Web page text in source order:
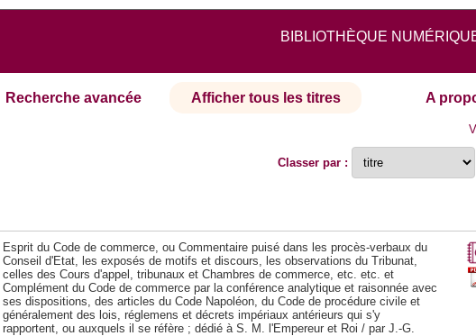
BIBLIOTHÈQUE
Recherche avancée Afficher tous les titres A
Classer par :
Esprit du Code de commerce, ou Commentaire puisé dans les procès-verbaux du
Conseil d'Etat, les exposés de motifs et discours, les observations du Tribunat,
celles des Cours d'appel, tribunaux et Chambres de commerce, etc. etc. et
Complément du Code de commerce par la conférence analytique et raisonnée avec
ses dispositions, des articles du Code Napoléon, du Code de procédure civile et
généralement des lois, réglemens et décrets impériaux antérieurs qui s'y
rapportent, ou auxquels il se réfère ; dédié à S. M. l'Empereur et Roi / par J.-G.